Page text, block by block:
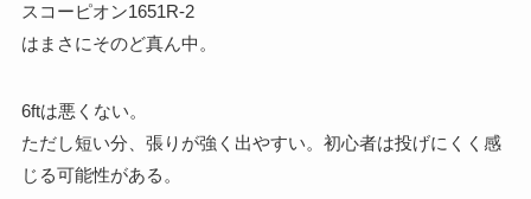
スコーピオン1651R-2
はまさにそのど真ん中。
6ftは悪くない。
ただし短い分、張りが強く出やすい。初心者は投げにくく感
じる可能性がある。